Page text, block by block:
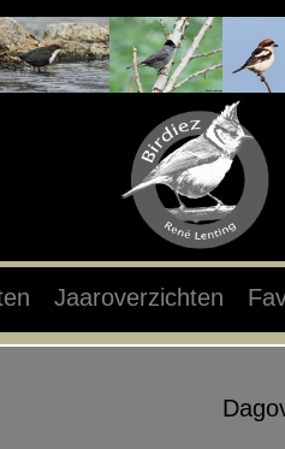
Jaaroverzichten